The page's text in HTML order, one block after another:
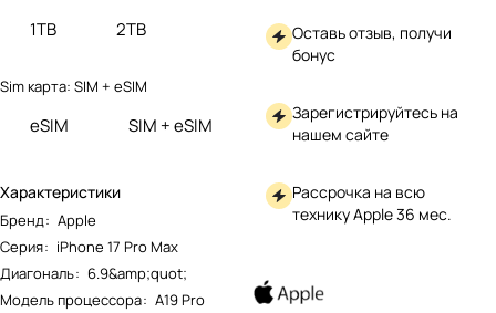
1TB
2TB
Sim карта: SIM + eSIM
eSIM SIM + eSIM
Характеристики
Бренд: Apple
Серия: iPhone 17 Pro Max
Диагональ: 6.9&amp;quot;
Модель процессора: A19 Pro
Оставь отзыв, получи
бонус
Зарегистрируйтесь на
нашем сайте
Рассрочка на всю
технику Apple 36 мес.